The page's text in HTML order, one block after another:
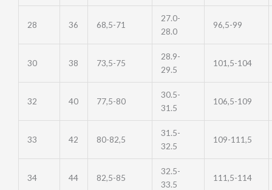
28 36 68,5-71
27.0-
28.0
96,5-99
30 38 73,5-75
28.9-
29.5
101,5-104
32 40 77,5-80
30.5-
31.5
106,5-109
33 42 80-82,5
31.5-
32.5
109-111,5
34 44 82,5-85
32.5-
33.5
111,5-114